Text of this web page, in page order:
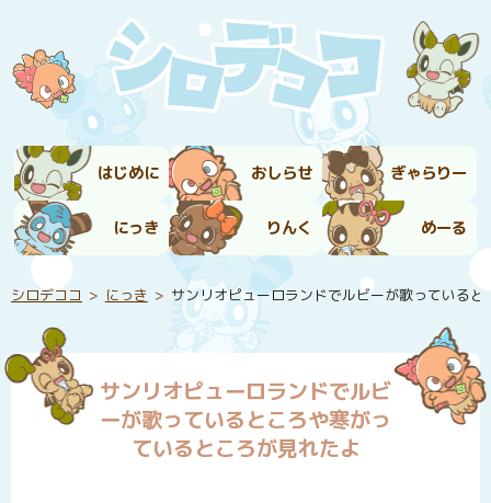
はじめに おしらせ ぎゃらりー
にっき りんく めーる
シロデココ にっき サンリオピューロランドでルビーが歌っている
サンリオピューロランドでルビ
ーが歌っているところや寒がっ
ているところが見れたよ